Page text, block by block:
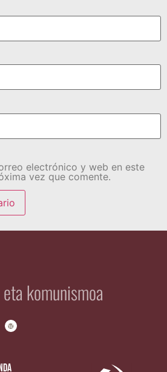
electrónico y web en este
vez que comente.
komunismoa